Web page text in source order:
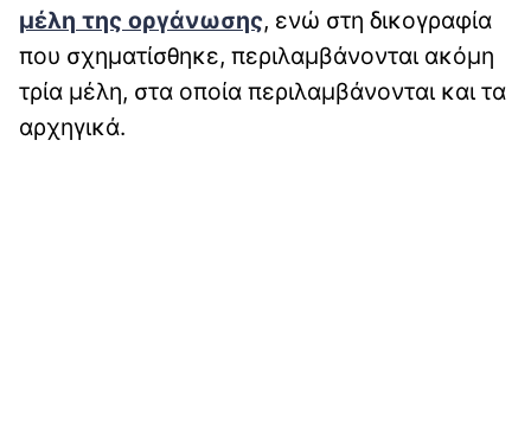
μέλη της οργάνωσης, ενώ στη δικογραφία
που σχηματίσθηκε, περιλαμβάνονται ακόμη
τρία μέλη, στα οποία περιλαμβάνονται και τα
αρχηγικά.